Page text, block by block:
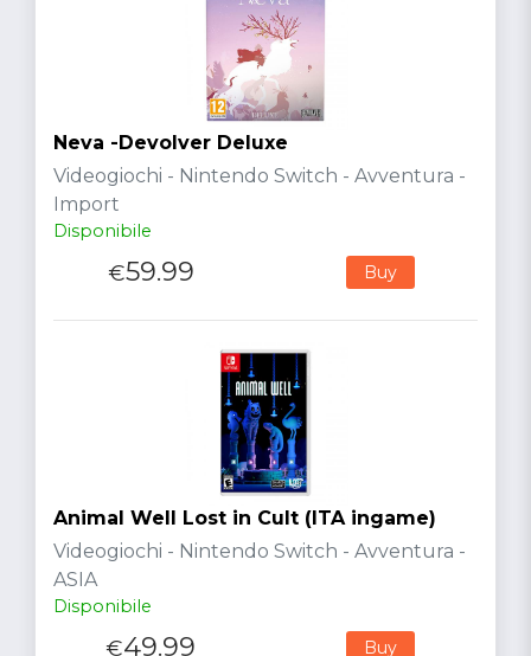
Neva -Devolver Deluxe
Videogiochi - Nintendo Switch - Avventura -
Import
Disponibile
€59.99 Buy
Animal Well Lost in Cult (ITA ingame)
Videogiochi - Nintendo Switch - Avventura -
ASIA
Disponibile
€49.99 Buy